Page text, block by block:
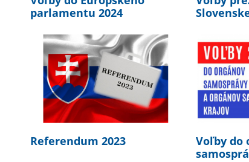
parlamentu 2024
Referendum 2023
Voľby do